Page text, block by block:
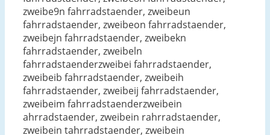
zweibe9n fahrradstaender, zweibeun
fahrradstaender, zweibeon fahrradstaender,
zweibejn fahrradstaender, zweibekn
fahrradstaender, zweibeln
fahrradstaenderzweibei fahrradstaender,
zweibeib fahrradstaender, zweibeih
fahrradstaender, zweibeij fahrradstaender,
zweibeim fahrradstaenderzweibein
ahrradstaender, zweibein rahrradstaender,
zweibein tahrradstaender, zweibein